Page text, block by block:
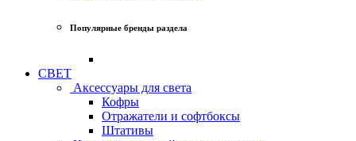
Популярные бренды раздела
СВЕТ
Аксессуары для света
Кофры
Отражатели и софтбоксы
Штативы